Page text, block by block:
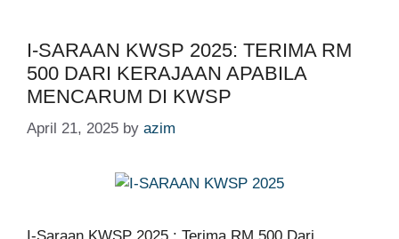
I-SARAAN KWSP 2025: TERIMA RM
500 DARI KERAJAAN APABILA
MENCARUM DI KWSP
April 21, 2025 by azim